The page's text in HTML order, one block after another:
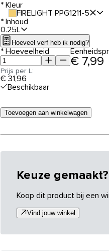
* Kleur
FIRELIGHT PPG1211-5
* Inhoud
0.25L
Hoeveel verf heb ik nodig?
* Hoeveelheid
€ 7,99
Prijs per L:
€ 31,96
Beschikbaar
Toevoegen aan winkelwagen
Keuze gemaakt?
Koop dit product bij een
Vind jouw winkel